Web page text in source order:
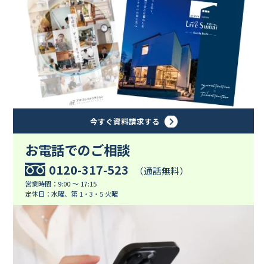
今すぐ資料請求する
お電話でのご相談
0120-317-523 （通話無料）
営業時間：9:00 ～ 17:15
定休日：水曜、第 1・3・5 火曜